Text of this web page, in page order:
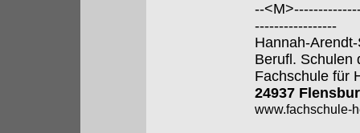
--
-----------------
Hannah-
Berufl. Schulen
Fachschule für
24937
www.fachschule-